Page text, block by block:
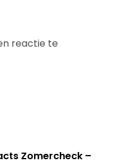
reactie te
Zomercheck –